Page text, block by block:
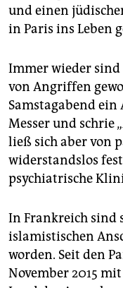
und einen
in Paris ins Leben
Immer wieder sind
von Angriffen
Samstagabend
Messer und schrie
ließ sich aber von
widerstandslos
psychiatrische
In Frankreich sind
islamistischen
worden. Seit den
November 2015